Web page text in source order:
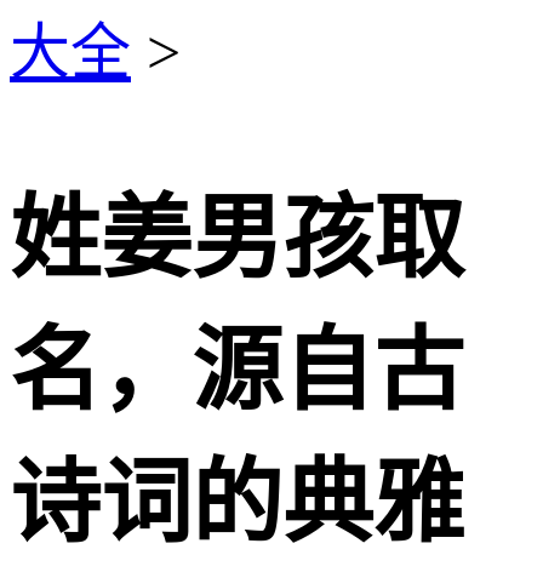
大全 >
姓姜男孩取
名，源自古
诗词的典雅